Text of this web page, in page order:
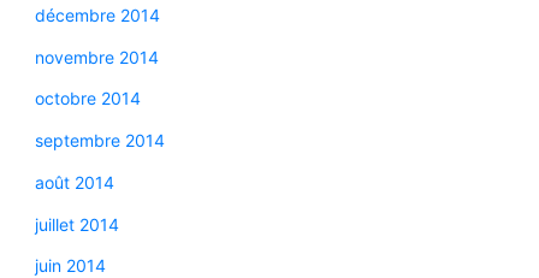
décembre 2014
novembre 2014
octobre 2014
septembre 2014
août 2014
juillet 2014
juin 2014